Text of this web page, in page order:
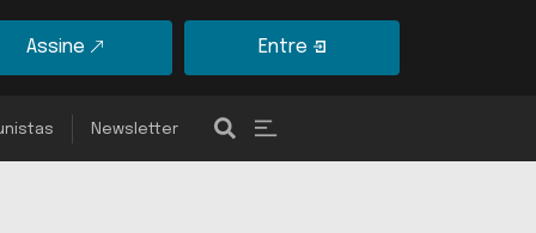
Assine Entre
Newsletter